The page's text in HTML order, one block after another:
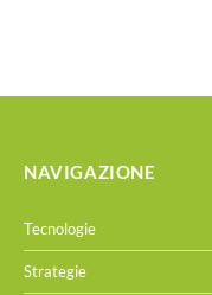
NAVIGAZIONE
Tecnologie
Strategie